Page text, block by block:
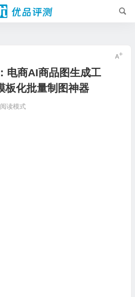
电商AI商品图生成工
板化批量制图神器
阅读模式